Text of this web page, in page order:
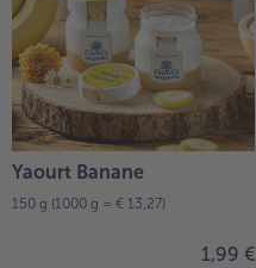
Yaourt Banane
150 g (1000 g = € 13,27)
1,99 €